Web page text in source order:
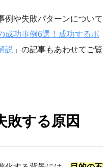
例や失敗パターンについて
成功事例6選！成功するポ
説 」の記事もあわせてご覧
敗する原因